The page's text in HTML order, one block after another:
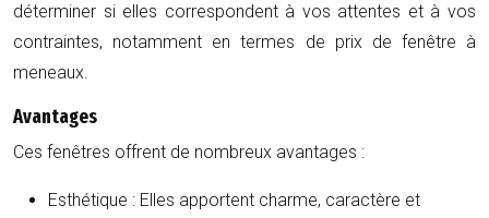
déterminer si elles correspondent à vos attentes et à vos
contraintes, notamment en termes de prix de fenêtre à
meneaux.
Avantages
Ces fenêtres offrent de nombreux avantages :
Esthétique : Elles apportent charme, caractère et